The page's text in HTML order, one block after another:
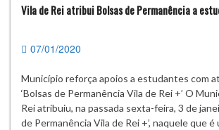
Vila de Rei atribui Bolsas de Permanência a
07/01/2020
Município reforça apoios a estudantes com
‘Bolsas de Permanência Vila de Rei +’ O
Rei atribuiu, na passada sexta-feira, 3 de
de Permanência Vila de Rei +’, naquele que é